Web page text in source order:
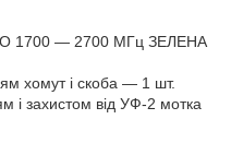
1700 — 2700 МГц ЗЕЛЕНА
хомут і скоба — 1 шт.
і захистом від УФ-2 мотка